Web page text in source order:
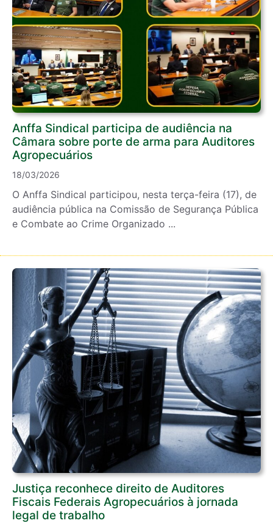
Anffa Sindical participa de audiência na
Câmara sobre porte de arma para Auditores
Agropecuários
18/03/2026
O Anffa Sindical participou, nesta terça-feira (17), de
audiência pública na Comissão de Segurança Pública
e Combate ao Crime Organizado ...
Justiça reconhece direito de Auditores
Fiscais Federais Agropecuários à jornada
legal de trabalho